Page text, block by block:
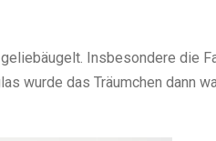
geliebäugelt. Insbesondere die
wurde das Träumchen dann